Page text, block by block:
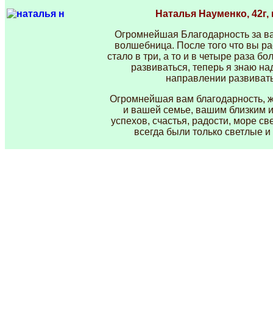
Наталья Науменко, 42г,
Огромнейшая Благодарность за
волшебница. После того что вы
стало в три, а то и в четыре раза
развиваться, теперь я знаю
направлении
Огромнейшая вам благодарность,
и вашей семье, вашим близким
успехов, счастья, радости, море
всегда были только светлые